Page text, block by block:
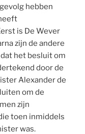
hebben
is De Wever
zijn de andere
het besluit om
door de
Alexander de
om de
zijn
toen inmiddels
was.